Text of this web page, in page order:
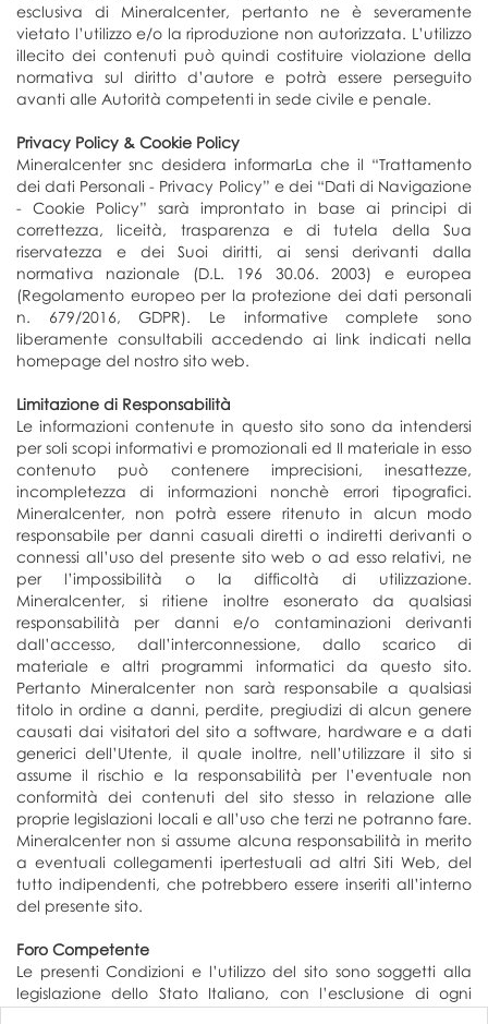
esclusiva di Mineralcenter, pertanto ne è severamente
vietato l’utilizzo e/o la riproduzione non autorizzata. L’utilizzo
illecito dei contenuti può quindi costituire violazione della
normativa sul diritto d’autore e potrà essere perseguito
avanti alle Autorità competenti in sede civile e penale.
Privacy Policy & Cookie Policy
Mineralcenter snc desidera informarLa che il “Trattamento
dei dati Personali - Privacy Policy” e dei “Dati di Navigazione
- Cookie Policy” sarà improntato in base ai principi di
correttezza, liceità, trasparenza e di tutela della Sua
riservatezza e dei Suoi diritti, ai sensi derivanti dalla
normativa nazionale (D.L. 196 30.06. 2003) e europea
(Regolamento europeo per la protezione dei dati personali
n. 679/2016, GDPR). Le informative complete sono
liberamente consultabili accedendo ai link indicati nella
homepage del nostro sito web.
Limitazione di Responsabilità
Le informazioni contenute in questo sito sono da intendersi
per soli scopi informativi e promozionali ed Il materiale in esso
contenuto può contenere imprecisioni, inesattezze,
incompletezza di informazioni nonchè errori tipografici.
Mineralcenter, non potrà essere ritenuto in alcun modo
responsabile per danni casuali diretti o indiretti derivanti o
connessi all’uso del presente sito web o ad esso relativi, ne
per l’impossibilità o la difficoltà di utilizzazione.
Mineralcenter, si ritiene inoltre esonerato da qualsiasi
responsabilità per danni e/o contaminazioni derivanti
dall’accesso, dall’interconnessione, dallo scarico di
materiale e altri programmi informatici da questo sito.
Pertanto Mineralcenter non sarà responsabile a qualsiasi
titolo in ordine a danni, perdite, pregiudizi di alcun genere
causati dai visitatori del sito a software, hardware e a dati
generici dell’Utente, il quale inoltre, nell’utilizzare il sito si
assume il rischio e la responsabilità per l’eventuale non
conformità dei contenuti del sito stesso in relazione alle
proprie legislazioni locali e all’uso che terzi ne potranno fare.
Mineralcenter non si assume alcuna responsabilità in merito
a eventuali collegamenti ipertestuali ad altri Siti Web, del
tutto indipendenti, che potrebbero essere inseriti all’interno
del presente sito.
Foro Competente
Le presenti Condizioni e l’utilizzo del sito sono soggetti alla
legislazione dello Stato Italiano, con l’esclusione di ogni